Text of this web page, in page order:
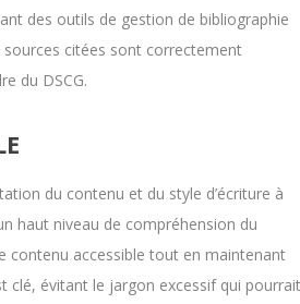
des outils de gestion de bibliographie
sources citées sont correctement
du DSCG.
du contenu et du style d’écriture à
haut niveau de compréhension du
contenu accessible tout en maintenant
clé, évitant le jargon excessif qui